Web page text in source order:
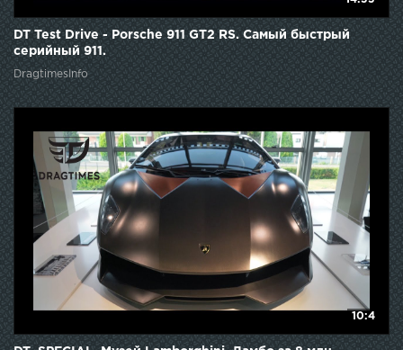
DT Test Drive - Porsche 911 GT2 RS. Самый быстрый
серийный 911.
DragtimesInfo
10:4